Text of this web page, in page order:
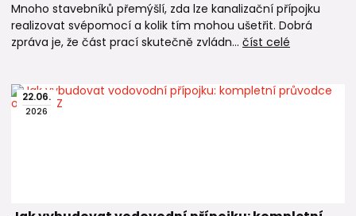
Mnoho stavebníků přemýšlí, zda lze kanalizační přípojku
realizovat svépomocí a kolik tím mohou ušetřit. Dobrá
zpráva je, že část prací skutečně zvládn... číst celé
22.06.
2026